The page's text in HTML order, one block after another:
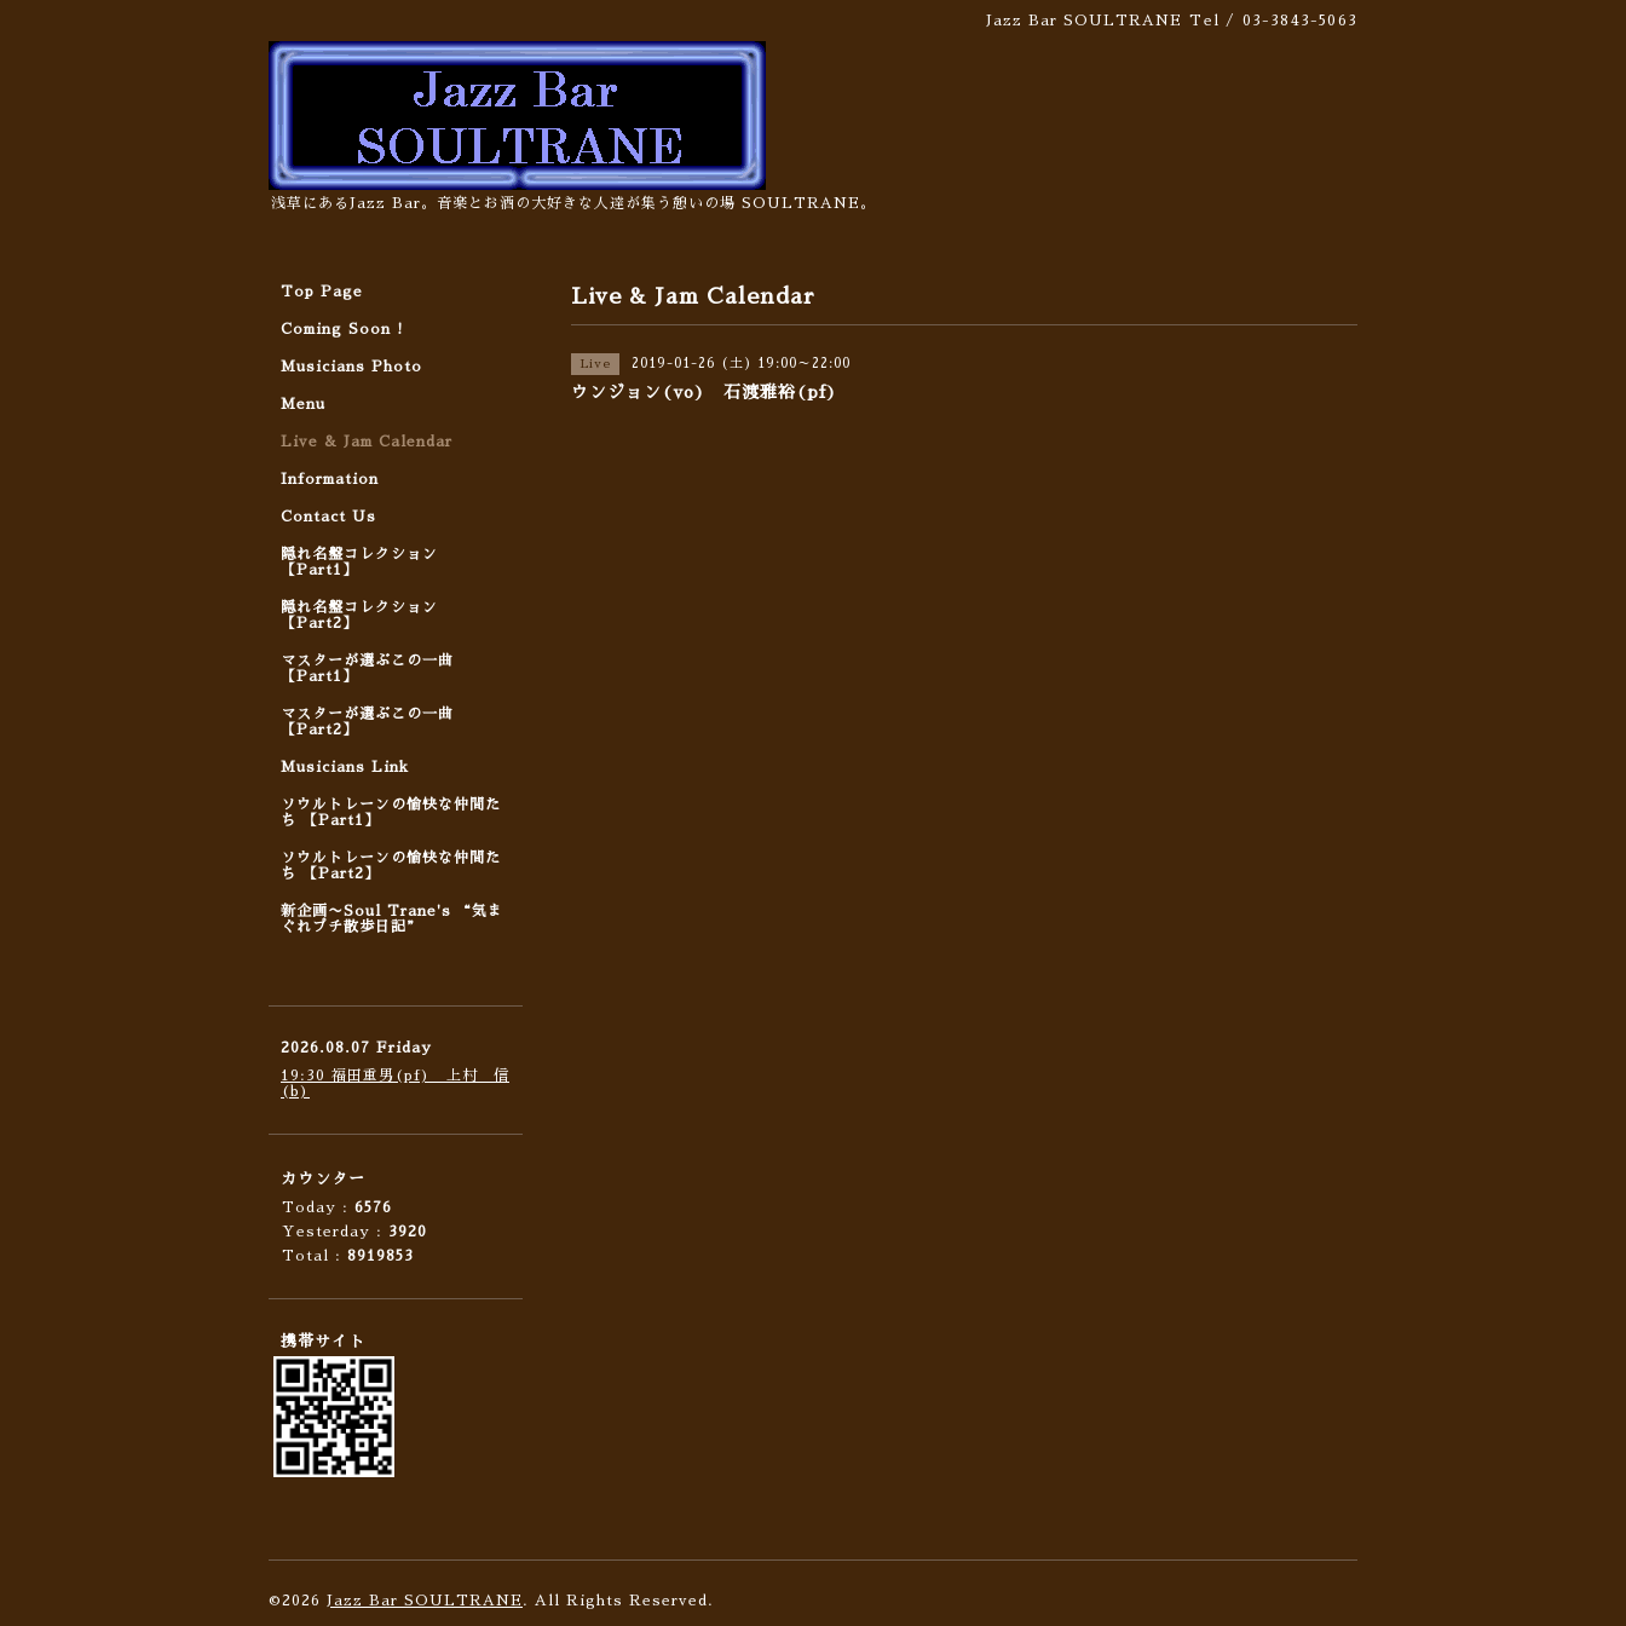
Jazz Bar SOULTRANE Tel / 03-3843-5063
浅草にあるJazz Bar。音楽とお酒の大好きな人達が集う憩いの場 SOULTRANE。
Live & Jam Calendar
Live 2019-01-26 (土) 19:00～22:00
ウンジョン(vo) 石渡雅裕(pf)
Top Page
Coming Soon !
Musicians Photo
Menu
Live & Jam Calendar
Information
Contact Us
隠れ名盤コレクション
【Part1】
隠れ名盤コレクション
【Part2】
マスターが選ぶこの一曲
【Part1】
マスターが選ぶこの一曲
【Part2】
Musicians Link
ソウルトレーンの愉快な仲間た
ち 【Part1】
ソウルトレーンの愉快な仲間た
ち 【Part2】
新企画〜Soul Trane's “気ま
ぐれプチ散歩日記”
2026.08.07 Friday
19:30 福田重男(pf) 上村 信
(b)
カウンター
Today : 6576
Yesterday : 3920
Total : 8919853
携帯サイト
©2026 Jazz Bar SOULTRANE . All Rights Reserved.